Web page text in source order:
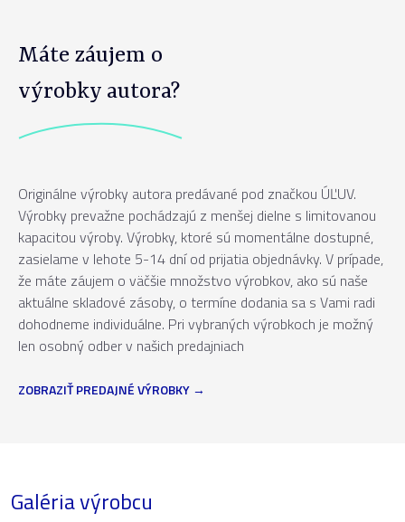
Máte záujem o
výrobky autora?
Originálne výrobky autora predávané pod značkou ÚĽUV.
Výrobky prevažne pochádzajú z menšej dielne s limitovanou
kapacitou výroby. Výrobky, ktoré sú momentálne dostupné,
zasielame v lehote 5-14 dní od prijatia objednávky. V prípade,
že máte záujem o väčšie množstvo výrobkov, ako sú naše
aktuálne skladové zásoby, o termíne dodania sa s Vami radi
dohodneme individuálne. Pri vybraných výrobkoch je možný
len osobný odber v našich predajniach
ZOBRAZIŤ PREDAJNÉ VÝROBKY
Galéria výrobcu